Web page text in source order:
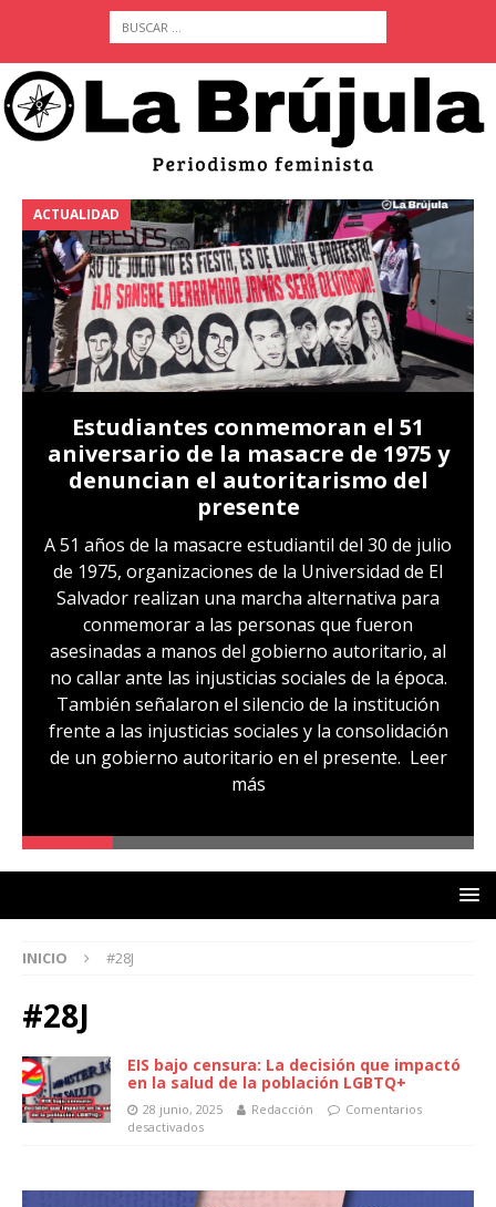
ACTUALIDAD
Estudiantes conmemoran el 51
aniversario de la masacre de 1975 y
denuncian el autoritarismo del
presente
A 51 años de la masacre estudiantil del 30 de julio
de 1975, organizaciones de la Universidad de El
Salvador realizan una marcha alternativa para
conmemorar a las personas que fueron
asesinadas a manos del gobierno autoritario, al
no callar ante las injusticias sociales de la época.
También señalaron el silencio de la institución
frente a las injusticias sociales y la consolidación
de un gobierno autoritario en el presente. Leer
más
INICIO #28J
#28J
EIS bajo censura: La decisión que impactó
en la salud de la población LGBTQ+
28 junio, 2025 Redacción
Comentarios
desactivados